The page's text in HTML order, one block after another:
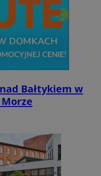
Bałtykiem w